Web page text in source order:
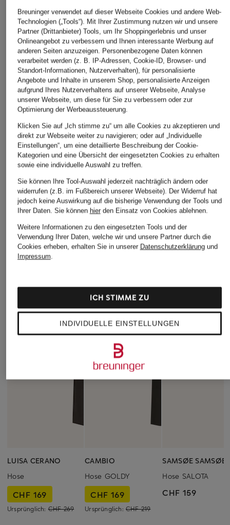
SEDUCTIVE
Bootcut-Hose NANOU
aus Jersey
CHF 179
Ursprünglich: CHF 239
SEDUCTIVE
Marlenehose NALEY aus
Jersey
CHF 289
SEDUCTIVE
aus Jersey
CHF 239
ÄHNLICHE ARTIKEL ENTDECKEN
LUISA CERANO
Hose
CHF 169
Ursprünglich: CHF 269
CAMBIO
Hose GOLDY
CHF 169
Ursprünglich: CHF 219
SAMSØE SAMSØE
Hose SALOTA
CHF 159
Breuninger verwendet auf dieser Webseite Cookies und andere Web-
Technologien („Tools“). Mit Ihrer Zustimmung nutzen wir und unsere
Partner (Drittanbieter) Tools, um Ihr Shoppingerlebnis und unser
Onlineangebot zu verbessern und Ihnen interessante Werbung auf
anderen Seiten anzuzeigen. Personenbezogene Daten können
verarbeitet werden (z. B. IP-Adressen, Cookie-ID, Browser- und
Standort-Informationen, Nutzerverhalten), für personalisierte
Angebote und Inhalte in unserem Shop, personalisierte Anzeigen
aufgrund Ihres Nutzerverhaltens auf unserer Webseite, Analyse
unserer Webseite, um diese für Sie zu verbessern oder zur
Optimierung der Werbeaussteuerung.
Klicken Sie auf „Ich stimme zu“ um alle Cookies zu akzeptieren und
direkt zur Webseite weiter zu navigieren; oder auf „Individuelle
Einstellungen“, um eine detaillierte Beschreibung der Cookie-
Kategorien und eine Übersicht der eingesetzten Cookies zu erhalten
sowie eine individuelle Auswahl zu treffen.
Sie können Ihre Tool-Auswahl jederzeit nachträglich ändern oder
widerrufen (z.B. im Fußbereich unserer Webseite). Der Widerruf hat
jedoch keine Auswirkung auf die bisherige Verwendung der Tools und
Ihrer Daten. Sie können hierden Einsatz von Cookies ablehnen.
Weitere Informationen zu den eingesetzten Tools und der
Verwendung Ihrer Daten, welche wir und unsere Partner durch die
Cookies erheben, erhalten Sie in unserer Datenschutzerklärungund
Impressum.
INDIVIDUELLE EINSTELLUNGEN
ICH STIMME ZU